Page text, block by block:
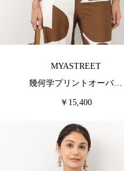
MYASTREET
幾何学プリントオーバ…
￥15,400